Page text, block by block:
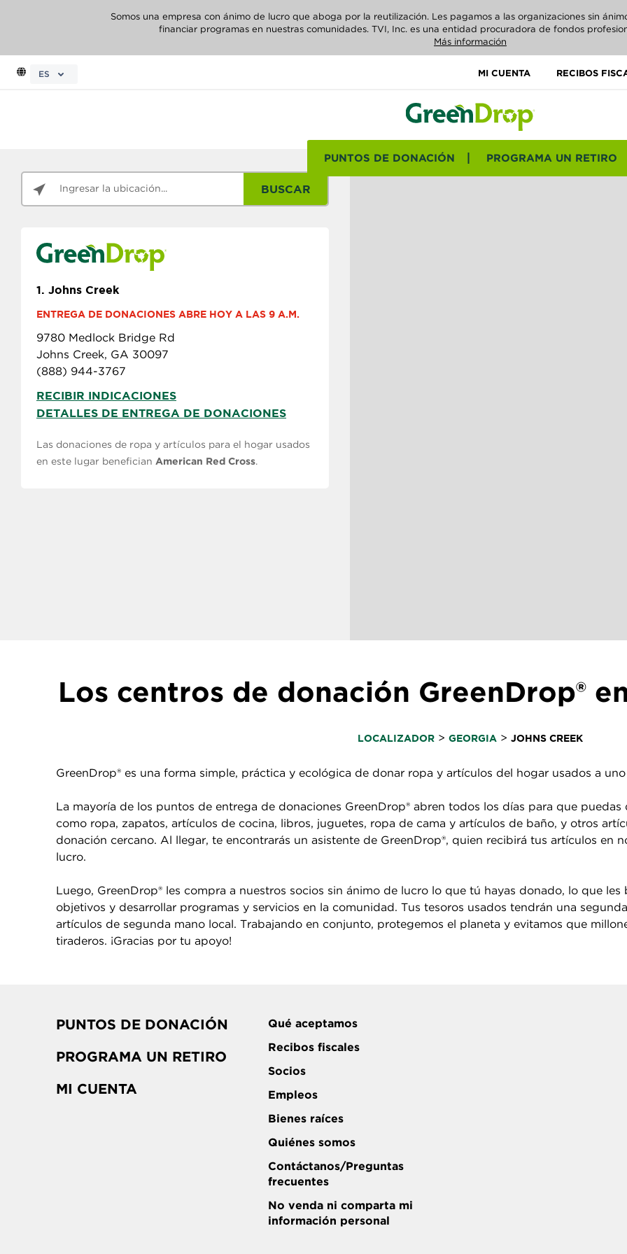
Somos una empresa con ánimo de lucro que aboga por la reutilización. Les pagamos a las organizaciones sin
financiar programas en nuestras comunidades. TVI, Inc. es una entidad procuradora de fondos
Más información
ES MI CUENTA RECIBOS
PUNTOS DE DONACIÓN PROGRAMA UN RETIRO
BUSCAR
1. Johns Creek
ENTREGA DE DONACIONES ABRE HOY A LAS 9 A.M.
9780 Medlock Bridge Rd
Johns Creek, GA 30097
(888) 944-3767
RECIBIR INDICACIONES
DETALLES DE ENTREGA DE DONACIONES
Las donaciones de ropa y artículos para el hogar usados
en este lugar benefician American Red Cross.
Los centros de donación GreenDrop®
LOCALIZADOR > GEORGIA > JOHNS CREEK
GreenDrop® es una forma simple, práctica y ecológica de donar ropa y artículos del hogar usados a
La mayoría de los puntos de entrega de donaciones GreenDrop® abren todos los días para que
como ropa, zapatos, artículos de cocina, libros, juguetes, ropa de cama y artículos de baño, y otros
donación cercano. Al llegar, te encontrarás un asistente de GreenDrop®, quien recibirá tus artículos en
lucro.
Luego, GreenDrop® les compra a nuestros socios sin ánimo de lucro lo que tú hayas donado, lo que
objetivos y desarrollar programas y servicios en la comunidad. Tus tesoros usados tendrán una
artículos de segunda mano local. Trabajando en conjunto, protegemos el planeta y evitamos que
tiraderos. ¡Gracias por tu apoyo!
PUNTOS DE DONACIÓN
PROGRAMA UN RETIRO
MI CUENTA
Qué aceptamos
Recibos fiscales
Socios
Empleos
Bienes raíces
Quiénes somos
Contáctanos/Preguntas
frecuentes
No venda ni comparta mi
información personal